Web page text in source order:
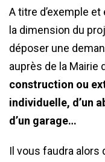
A titre d’exemple
la dimension du
déposer une
auprès de la Mairie
construction ou
individuelle, d’un
d’un garage…
Il vous faudra alors